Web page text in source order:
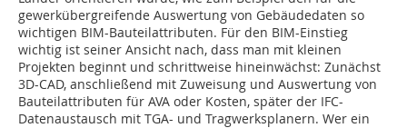
gewerkübergreifende Auswertung von Gebäudedaten so
wichtigen BIM-Bauteilattributen. Für den BIM-Einstieg
wichtig ist seiner Ansicht nach, dass man mit kleinen
Projekten beginnt und schrittweise hineinwächst: Zunächst
3D-CAD, anschließend mit Zuweisung und Auswertung von
Bauteilattributen für AVA oder Kosten, später der IFC-
Datenaustausch mit TGA- und Tragwerksplanern. Wer ein